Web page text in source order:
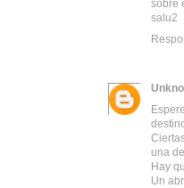
sobre
salu2
una
Hay
Un